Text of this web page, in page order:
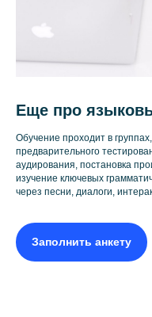
Еще про
Обучение проходит в
предварительного
аудирования, постановка
изучение ключевых
через песни, диалоги,
Заполнить анкету